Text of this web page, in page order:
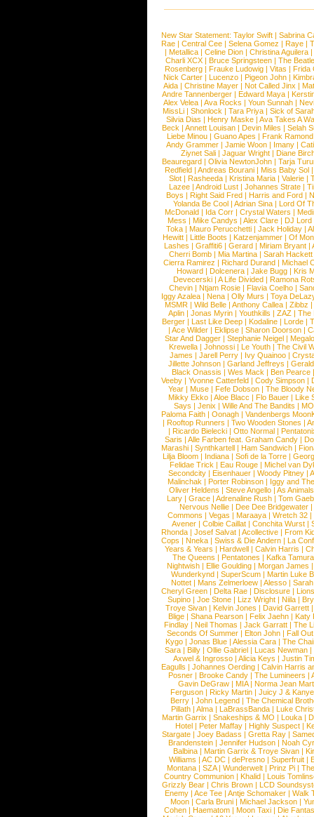
New Star Statement: Taylor Swift | Sabrina
Rae |Central Cee |Selena Gomez |Raye |
| Metallica | Celine Dion | Christina Aguilera |
Charli XCX |Bruce Springsteen |The
Rosenberg | Frauke Ludowig | Vitas | Frida
Nick Carter | Lucenzo | Pigeon John |
Aida |Christine Mayer |Not Called Jinx |
Andre Tannenberger | Edward Maya |
Alex Velea | Ava Rocks | Youn Sunnah |
MissLi | Shonlock | Tara Priya | Sick of
Silvia Dias |Henry Maske |Ava Takes A
Beck |Annett Louisan |Devin Miles |Selah
Liebe Minou |Guano Apes |Frank Ramond
Andy Grammer |Jamie Woon | Imany |
Ziynet Sali |Jaguar Wright |Diane
Beauregard |Olivia NewtonJohn |Tarja
Redfield | Andreas Bourani | Miss Baby Sol
Slot | Rasheeda | Kristina Maria | Valerie |
Lazee | Android Lust | Johannes Strate |
Boys | Right Said Fred | Harris and Ford |
Yolanda Be Cool |Adrian Sina |Lord Of
McDonald | Ida Corr |Crystal Waters |
Mess | Mike Candys | Alex Clare | DJ Lord
Toka | Mauro Perucchetti | Jack Holiday |
Hewitt |Little Boots |Katzenjammer |Of
Lashes |Graffiti6 |Gerard |Miriam Bryant |
Cherri Bomb | Mia Martina | Sarah Hackett
Cierra Ramirez | Richard Durand | Michael
Howard |Dolcenera |Jake Bugg |Kris
Devecerski |A Life Divided |Ramona
Chevin |Ntjam Rosie |Flavia Coelho |
Iggy Azalea | Nena | Olly Murs | Toya
MSMR |Wild Belle |Anthony Callea |Zibbz
Aplin | Jonas Myrin | Youthkills | ZAZ | The
Berger |Last Like Deep |Kodaline |Lorde |
|Ace Wilder |Eklipse |Sharon Doorson |
Star And Dagger | Stephanie Neigel |
Krewella | Johnossi | Le Youth | The Civil
James | Jarell Perry | Ivy Quainoo |
Jillette Johnson | Garland Jeffreys |
Black Onassis | Wes Mack | Ben Pearce
Veeby | Yvonne Catterfeld | Cody Simpson |
Year |Muse |Fefe Dobson |The Bloody
Mikky Ekko | Aloe Blacc | Flo Bauer | Like
Says | Jenix | Wille And The Bandits | MO
Paloma Faith |Oonagh |Vandenbergs
|Rooftop Runners |Two Wooden Stones |
| Ricardo Bielecki | Otto Normal |
Saris | Alle Farben feat. Graham Candy |
Marashi | Synthkartell | Ham Sandwich |
Lilja Bloom | Indiana | Sofi de la Torre |
Felidae Trick | Eau Rouge | Michel van
Secondcity |Eisenhauer |Woody Pitney |
Malinchak |Porter Robinson | Iggy and
Oliver Heldens |Steve Angello |As Animals
Lary | Grace | Adrenaline Rush | Tom
Nervous Nellie | Dee Dee Bridgewater |
Commons |Vegas |Maraaya |Wretch 32 |
Avener | Colbie Caillat | Conchita Wurst |
Rhonda | Josef Salvat | Acollective | From
Cops | Nneka | Swiss & Die Andern | La
Years & Years |Hardwell |Calvin Harris |
The Queens | Pentatones | Kafka Tamura
Nightwish |Ellie Goulding |Morgan James
Wunderkynd | SuperScum | Martin Luke
Nottet |Mans Zelmerloew |Alesso |
Cheryl Green |Delta Rae |Disclosure |
Supino |Joe Stone |Lizz Wright |Niila |
Troye Sivan | Kelvin Jones | David Garrett
Blige | Shana Pearson | Felix Jaehn | Katy
Findlay |Neil Thomas |Jack Garratt |The
Seconds Of Summer |Elton John |Fall
Kygo |Jonas Blue |Alessia Cara |The
Sara |Billy |Ollie Gabriel |Lucas Newman |
Axwel & Ingrosso | Alicia Keys | Justin
Eagulls |Johannes Oerding |Calvin Harris
Posner |Brooke Candy |The Lumineers |
Gavin DeGraw | MIA| Norma Jean
Ferguson | Ricky Martin | Juicy J &
Berry | John Legend | The Chemical
Pillath |Alma |LaBrassBanda |Luke
Martin Garrix | Snakeships & MO | Louka |
Hotel | Peter Maffay | Highly Suspect |
Stargate |Joey Badass |Gretta Ray |
Brandenstein |Jennifer Hudson |Noah
Balbina | Martin Garrix & Troye Sivan |
Williams |AC DC |dePresno |Superfruit |
Montana |SZA|Wunderwelt |Prinz Pi |
Country Communion | Khalid | Louis
Grizzly Bear | Chris Brown | LCD
Enemy | Ace Tee | Antje Schomaker | Walk
Moon |Carla Bruni |Michael Jackson |
Cohen |Haematom |Moon Taxi |Die